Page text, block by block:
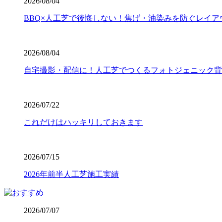
揃った、見ていて気持ちが良いほどのフラットな仕上がり
は、信頼できる施工店選びから始まります。
人工芝の寿命は一般的に5年から10年と言われていますが
ます。一度の工事で長く愛用していただきたいという思い
中間マージンを徹底的にカットし、高品質ながらリーズナ
お庭でのバーベキューは家族や友人との格別なひとときで
て、ご家庭で簡単に拭き取ることができます。水洗いも可
す。安心してアウトドアを楽しめるお庭作りを実現します。
BBQ×人工芝で後悔しない！焦げ・油染みを防ぐレイア
2026/08/04
自宅撮影・配信に！人工芝でつくるフォトジェニック
2026/07/22
これだけはハッキリしておきます
2026/07/15
2026年前半人工芝施工実績
2026/07/07